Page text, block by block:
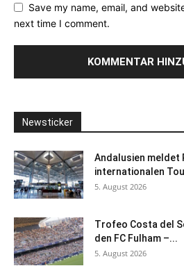
Save my name, email, and
next time I comment.
Newsticker
Andalusien meldet
internationalen
5. August 2026
Trofeo Costa del
den FC Fulham –...
5. August 2026